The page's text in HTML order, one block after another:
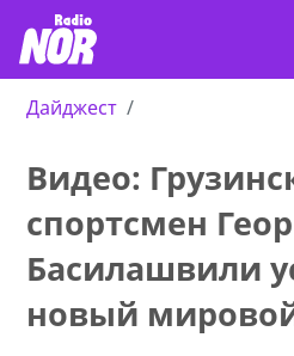
Дайджест
Видео:
спортсмен
Басилашвили
новый